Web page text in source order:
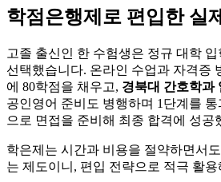
학점은행제로 편입한 실
고졸 출신인 한 수험생은 정규 대학
선택했습니다. 온라인 수업과 자격증
에 80학점을 채우고, 경북대 간호학과
공인영어 준비도 병행하며 1단계를
으로 면접을 준비해 최종 합격에 성공
학은제는 시간과 비용을 절약하면서
는 제도이니, 편입 전략으로 적극 활